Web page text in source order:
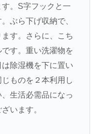
。S字フックと一
ぶら下げ収納で、
す。さらに、こち
す。重い洗濯物を
除湿機を下に置い
ものを２本利用し
生活必需品になっ
います。